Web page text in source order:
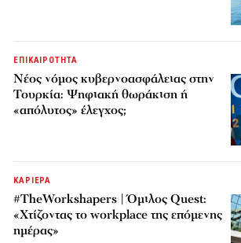
ΕΠΙΚΑΙΡΟΤΗΤΑ
Νέος νόμος κυβερνοασφάλειας στην
Τουρκία: Ψηφιακή θωράκιση ή
«απόλυτος» έλεγχος;
ΚΑΡΙΕΡΑ
#TheWorkshapers | Όμιλος Quest:
«Χτίζοντας το workplace της επόμενης
ημέρας»